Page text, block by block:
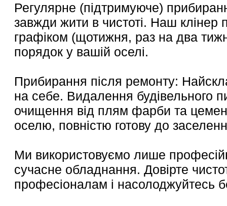
Регулярне (підтримуюче)
завжди жити в чистоті. Наш клінер
графіком (щотижня, раз на два
порядок у вашій оселі.
Прибирання після ремонту:
на себе. Видалення будівельного
очищення від плям фарби та
оселю, повністю готову до
Ми використовуємо лише
сучасне обладнання. Довірте
професіоналам і насолоджуйтесь